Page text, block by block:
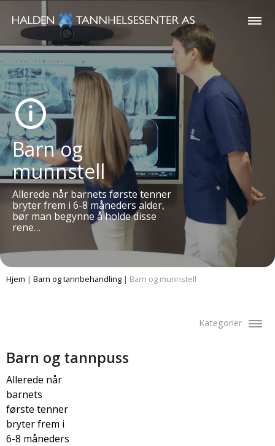
Barn og
munnstell
Allerede når barnets første tenner
bryter frem i 6-8 måneders alder,
bør man begynne å holde disse
rene…
Hjem | Barn og tannbehandling | Barn og munnstell
Kategorier
Barn og tannpuss
Allerede når
barnets
første tenner
bryter frem i
6-8 måneders